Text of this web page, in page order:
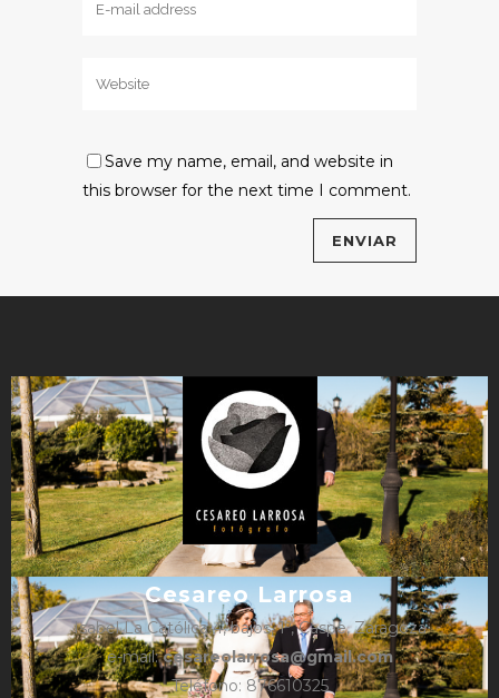
Save my name, email, and website in
this browser for the next time I comment.
Cesareo Larrosa
Isabel La Católica 4, bajos, 1º, Caspe, Zaragoza
e-mail:cesareolarrosa@gmail.com
Teléfono: 876610325